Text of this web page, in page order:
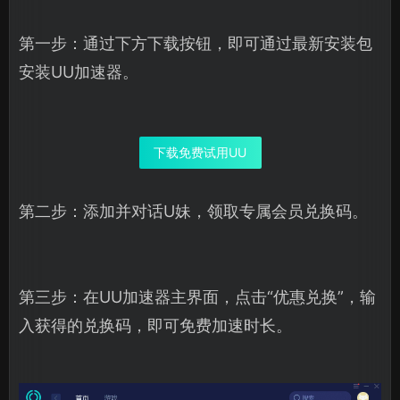
第一步：通过下方下载按钮，即可通过最新安装包
安装UU加速器。
下载免费试用UU
第二步：添加并对话U妹，领取专属会员兑换码。
第三步：在UU加速器主界面，点击“优惠兑换”，输
入获得的兑换码，即可免费加速时长。